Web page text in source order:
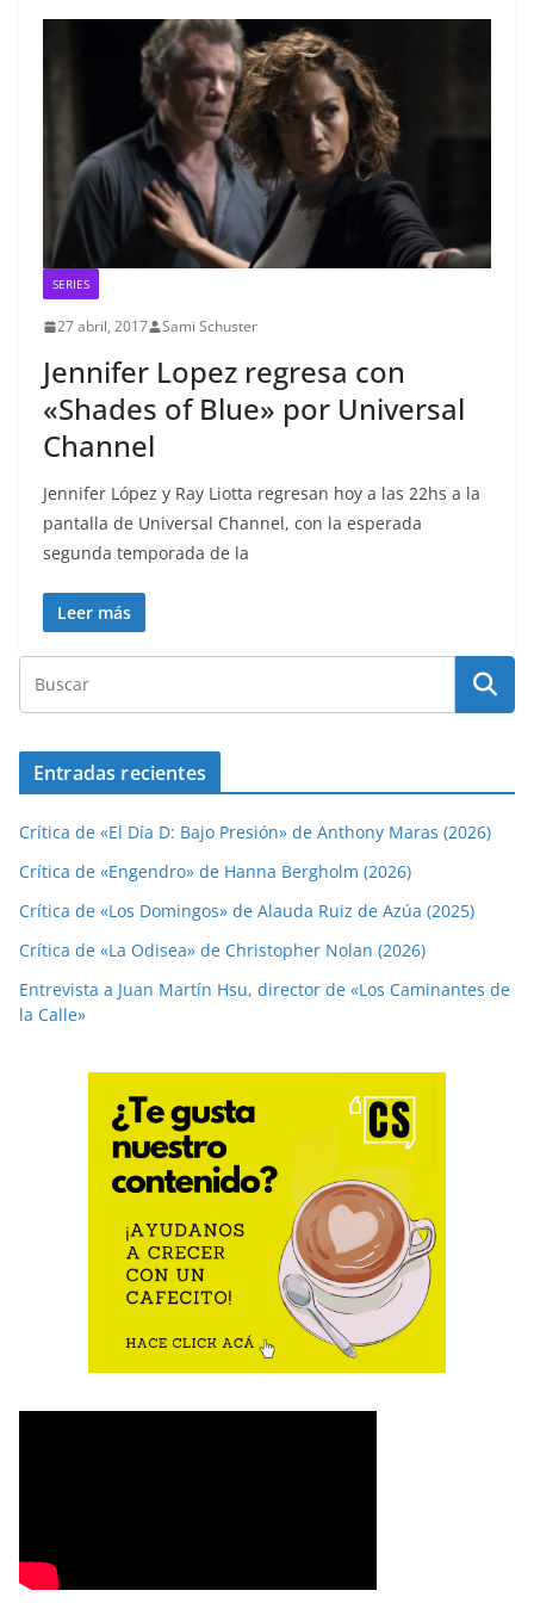
SERIES
27 abril, 2017 Sami Schuster
Jennifer Lopez regresa con
«Shades of Blue» por Universal
Channel
Jennifer López y Ray Liotta regresan hoy a las 22hs a la
pantalla de Universal Channel, con la esperada
segunda temporada de la
Leer más
Entradas recientes
Crítica de «El Día D: Bajo Presión» de Anthony Maras (2026)
Crítica de «Engendro» de Hanna Bergholm (2026)
Crítica de «Los Domingos» de Alauda Ruiz de Azúa (2025)
Crítica de «La Odisea» de Christopher Nolan (2026)
Entrevista a Juan Martín Hsu, director de «Los Caminantes de
la Calle»